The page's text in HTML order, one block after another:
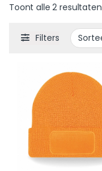
Toont alle 2 resultaten
Filters